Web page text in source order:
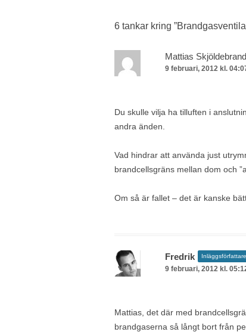
6 tankar kring ”
Mattias Skjöldebrand
9 februari, 2012 kl.
Du skulle vilja ha tilluften i
andra änden.
Vad hindrar att använda just
brandcellsgräns mellan dom och
Om så är fallet – det är kanske
Fredrik Inläggsförfattare
9 februari, 2012 kl.
Mattias, det där med
brandgaserna så långt bort från